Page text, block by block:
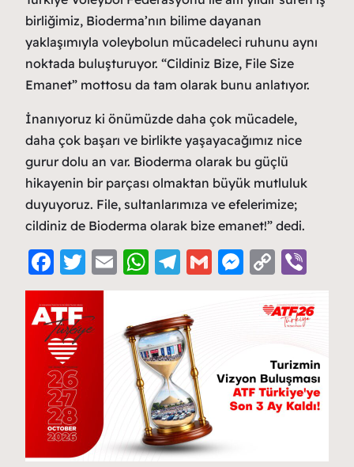
birliğimiz, Bioderma’nın bilime dayanan
yaklaşımıyla voleybolun mücadeleci ruhunu aynı
noktada buluşturuyor. “Cildiniz Bize, File Size
Emanet” mottosu da tam olarak bunu anlatıyor.
İnanıyoruz ki önümüzde daha çok mücadele,
daha çok başarı ve birlikte yaşayacağımız nice
gurur dolu an var. Bioderma olarak bu güçlü
hikayenin bir parçası olmaktan büyük mutluluk
duyuyoruz. File, sultanlarımıza ve efelerimize;
cildiniz de Bioderma olarak bize emanet!” dedi.
F
a
c
e
b
o
o
k
T
w
itt
er
E
m
l
W
h
at
s
A
p
p
T
el
e
g
ra
m
G
m
M
e
ss
g
er
C
o
p
y
Li
n
k
b
er